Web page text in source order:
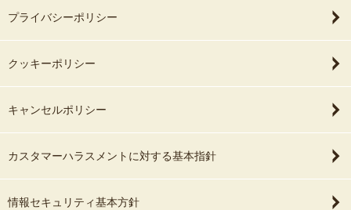
プライバシーポリシー
クッキーポリシー
キャンセルポリシー
カスタマーハラスメントに対する基本指針
情報セキュリティ基本方針